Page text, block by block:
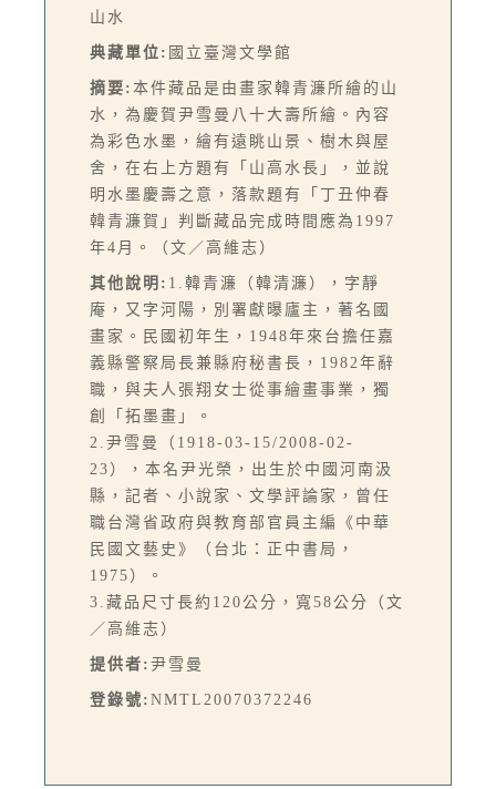
山水
典藏單位: 國立臺灣文學館
摘要: 本件藏品是由畫家韓青濂所繪的山
水，為慶賀尹雪曼八十大壽所繪。內容
為彩色水墨，繪有遠眺山景、樹木與屋
舍，在右上方題有「山高水長」，並說
明水墨慶壽之意，落款題有「丁丑仲春
韓青濂賀」判斷藏品完成時間應為1997
年4月。（文／高維志）
其他說明: 1.韓青濂（韓清濂），字靜
庵，又字河陽，別署獻曝廬主，著名國
畫家。民國初年生，1948年來台擔任嘉
義縣警察局長兼縣府秘書長，1982年辭
職，與夫人張翔女士從事繪畫事業，獨
創「拓墨畫」。
2.尹雪曼（1918-03-15/2008-02-
23），本名尹光榮，出生於中國河南汲
縣，記者、小說家、文學評論家，曾任
職台灣省政府與教育部官員主編《中華
民國文藝史》（台北：正中書局，
1975）。
3.藏品尺寸長約120公分，寬58公分（文
／高維志）
提供者: 尹雪曼
登錄號: NMTL20070372246